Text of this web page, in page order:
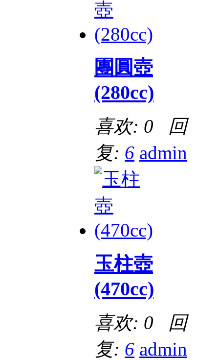
團圓壺
(280cc)
喜欢: 0 回
复: 6 admin
玉柱壺
(470cc)
喜欢: 0 回
复: 6 admin